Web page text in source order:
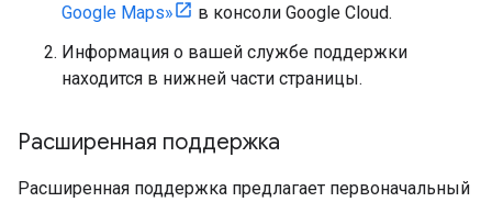
Google Maps»
в консоли Google Cloud.
Информация о вашей службе поддержки
находится в нижней части страницы.
Расширенная поддержка
Расширенная поддержка предлагает первоначальный